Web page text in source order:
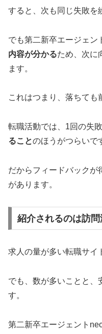
すると、次も同じ失敗を
でも第二新卒エージェン
内容が分かるため、次に
ます。
これはつまり、落ちても
転職活動では、1回の失敗
ることのほうがつらいで
だからフィードバックが
があります。
紹介されるのは訪
求人の量が多い転職サイ
でも、数が多いことと、
す。
第二新卒エージェントneo